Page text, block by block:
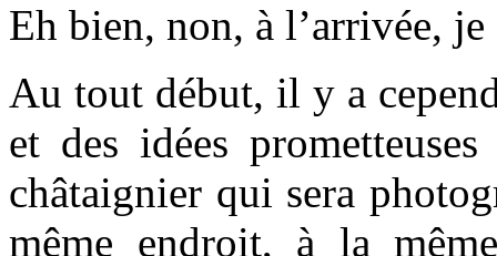
Eh bien, non, à l’arrivée,
Au tout début, il y a
et des idées
châtaignier qui sera
même endroit, à la